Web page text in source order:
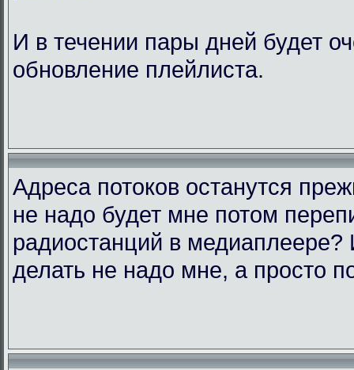
И в течении пары дней будет
обновление плейлиста.
Адреса потоков останутся
не надо будет мне потом
радиостанций в медиаплеере?
делать не надо мне, а просто